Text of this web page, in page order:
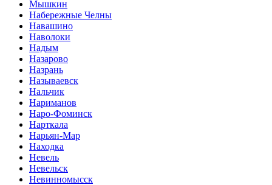
Мышкин
Набережные Челны
Навашино
Наволоки
Надым
Назарово
Назрань
Называевск
Нальчик
Нариманов
Наро-Фоминск
Нарткала
Нарьян-Мар
Находка
Невель
Невельск
Невинномысск